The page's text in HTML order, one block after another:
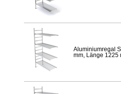
Aluminiumregal
mm, Länge 1225